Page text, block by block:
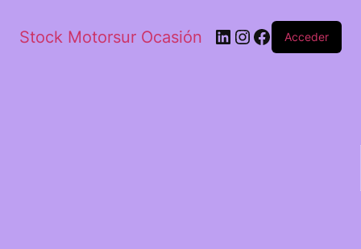
Stock Motorsur Ocasión Acceder